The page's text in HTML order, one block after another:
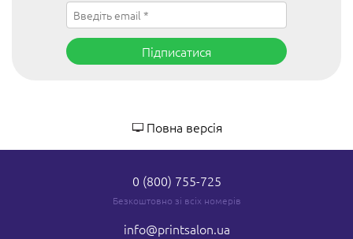
Підписатися
Повна версія
0 (800) 755-725
Безкоштовно зі всіх номерів
info@printsalon.ua